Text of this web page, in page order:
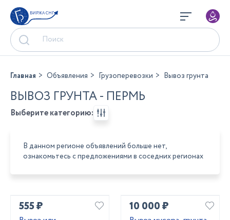
БИРЖА СНГ
Главная Объявления Грузоперевозки Вывоз грунта
ВЫВОЗ ГРУНТА - ПЕРМЬ
Выберите категорию:
В данном регионе объявлений больше нет,
ознакомьтесь с предложениями в соседних регионах
555 ₽ 10 000 ₽